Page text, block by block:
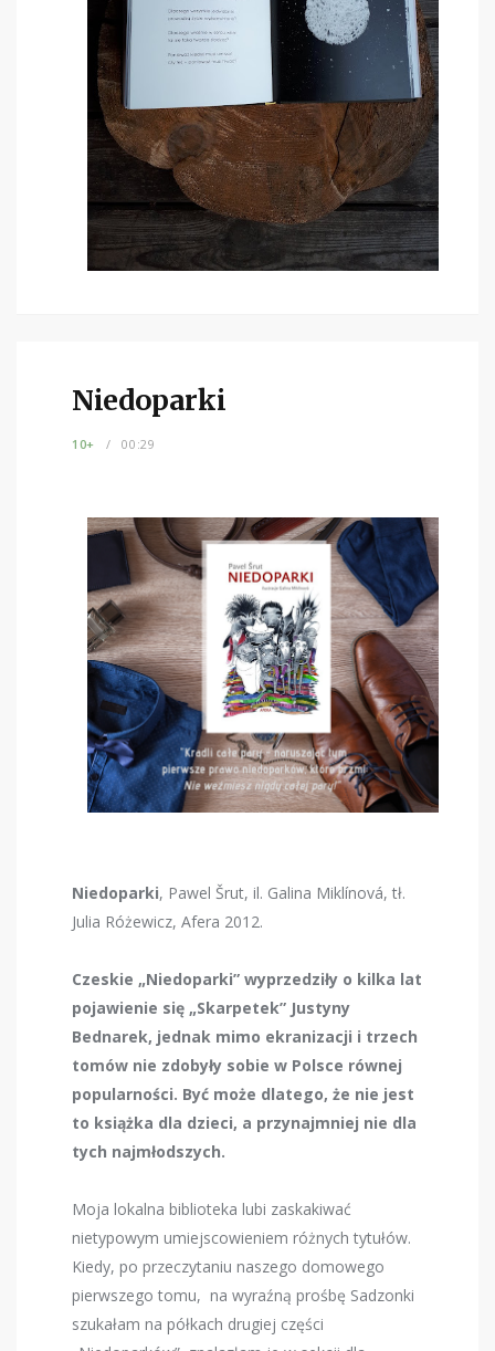
Niedoparki
10+ 00:29
Niedoparki, Pawel Šrut, il. Galina Miklínová, tł.
Julia Różewicz, Afera 2012.
Czeskie „Niedoparki” wyprzedziły o kilka lat
pojawienie się „Skarpetek” Justyny
Bednarek, jednak mimo ekranizacji i trzech
tomów nie zdobyły sobie w Polsce równej
popularności. Być może dlatego, że nie jest
to książka dla dzieci, a przynajmniej nie dla
tych najmłodszych.
Moja lokalna biblioteka lubi zaskakiwać
nietypowym umiejscowieniem różnych tytułów.
Kiedy, po przeczytaniu naszego domowego
pierwszego tomu, na wyraźną prośbę Sadzonki
szukałam na półkach drugiej części